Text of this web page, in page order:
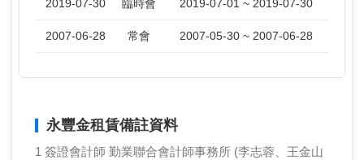
2019-07-30 臨時會 2019-07-01 ~ 2019-07-30
2007-06-28 常會 2007-05-30 ~ 2007-06-28
永豐金租賃備註資料
1 簽證會計師 勤業聯合會計師事務所 (李志蓉、王金山